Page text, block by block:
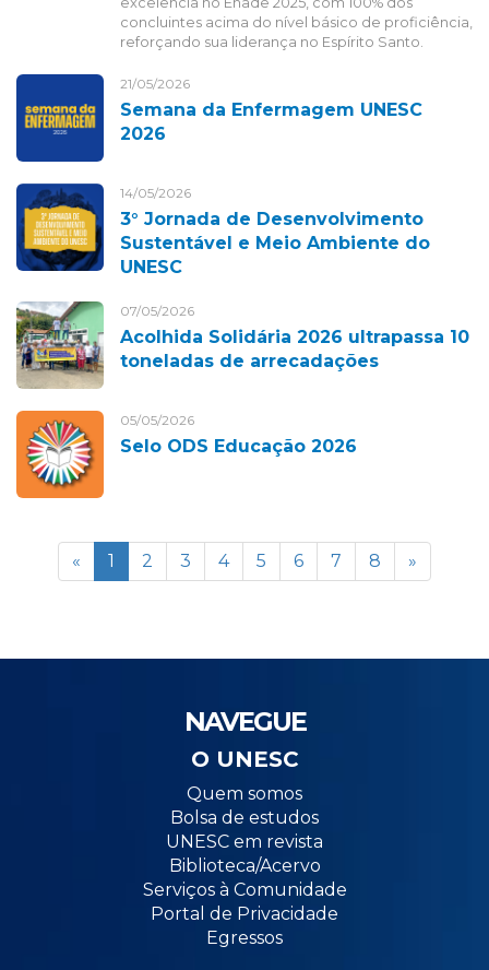
concluintes acima do nível básico de proficiência,
reforçando sua liderança no Espírito Santo.
21/05/2026
Semana da Enfermagem UNESC
2026
14/05/2026
3° Jornada de Desenvolvimento
Sustentável e Meio Ambiente do
UNESC
07/05/2026
Acolhida Solidária 2026 ultrapassa 10
toneladas de arrecadações
05/05/2026
Selo ODS Educação 2026
« 1 2 3 4 5 6 7 8 »
NAVEGUE
O UNESC
Quem somos
Bolsa de estudos
UNESC em revista
Biblioteca/Acervo
Serviços à Comunidade
Portal de Privacidade
Egressos